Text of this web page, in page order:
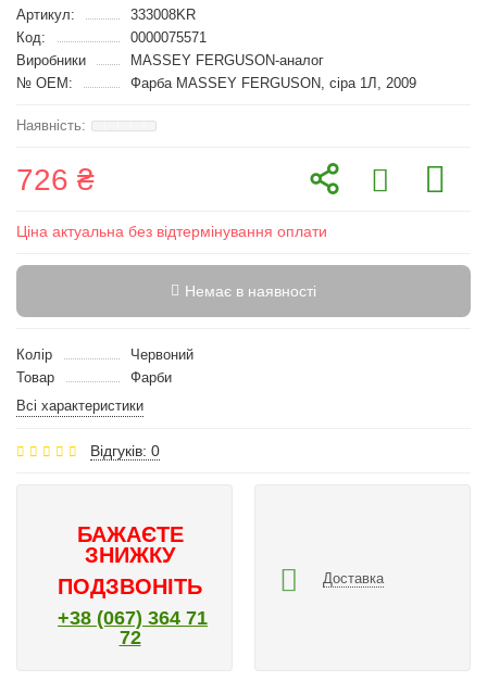
Артикул:
333008KR
Код:
0000075571
Виробники
MASSEY FERGUSON-аналог
№ OEM:
Фарба MASSEY FERGUSON, сіра 1Л, 2009
726 ₴
Ціна актуальна без відтермінування оплати
Немає в наявності
Колір
Червоний
Товар
Фарби
Всі характеристики
Відгуків: 0
БАЖАЄТЕ
ЗНИЖКУ
ПОДЗВОНІТЬ
+38 (067) 364 71
72
Доставка